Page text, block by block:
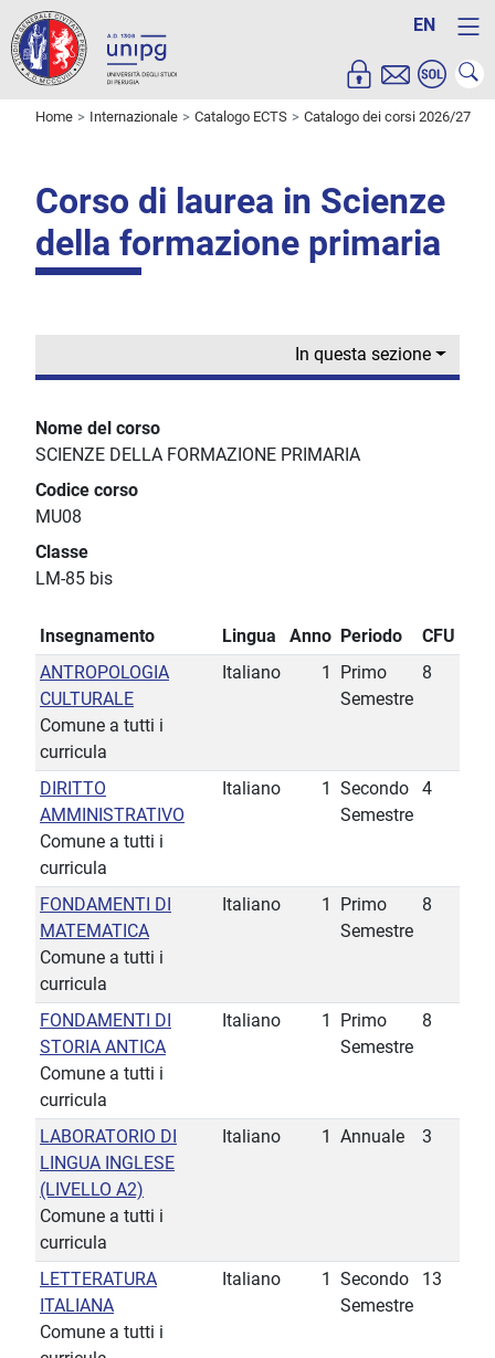
EN
Home Internazionale Catalogo ECTS Catalogo dei corsi 2026/27
Corso di laurea in Scienze
della formazione primaria
In questa sezione
Nome del corso
SCIENZE DELLA FORMAZIONE PRIMARIA
Codice corso
MU08
Classe
LM-85 bis
Insegnamento Lingua Anno Periodo
CFU
ANTROPOLOGIA
CULTURALE
Comune a tutti i
curricula
Italiano 1
Primo
Semestre
8
DIRITTO
AMMINISTRATIVO
Comune a tutti i
curricula
Italiano 1
Secondo
Semestre
4
FONDAMENTI DI
MATEMATICA
Comune a tutti i
curricula
Italiano 1
Primo
Semestre
8
FONDAMENTI DI
STORIA ANTICA
Comune a tutti i
curricula
Italiano 1
Primo
Semestre
8
LABORATORIO DI
LINGUA INGLESE
(LIVELLO A2)
Comune a tutti i
curricula
Italiano 1 Annuale 3
LETTERATURA
ITALIANA
Comune a tutti i
Italiano 1
Secondo
Semestre
13